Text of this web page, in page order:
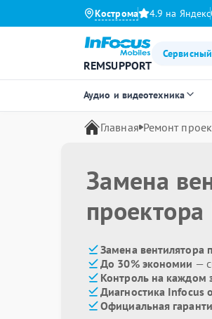
Кострома 4.9 на Яндекс
REMSUPPORT
Аудио и видеотехника
Главная Ремонт
Замена
проектора
Замена вентилятора
До 30% экономии —
Контроль на каждом
Диагностика Infocus
Официальная